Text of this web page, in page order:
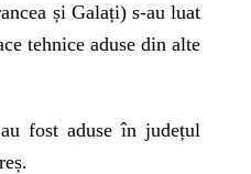
și Galați) s-au luat
tehnice aduse din alte
fost aduse în județul